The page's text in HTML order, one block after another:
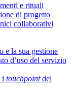
e rituali
di progetto
collaborativi
e la sua gestione
d’uso del servizio
i touchpointdel